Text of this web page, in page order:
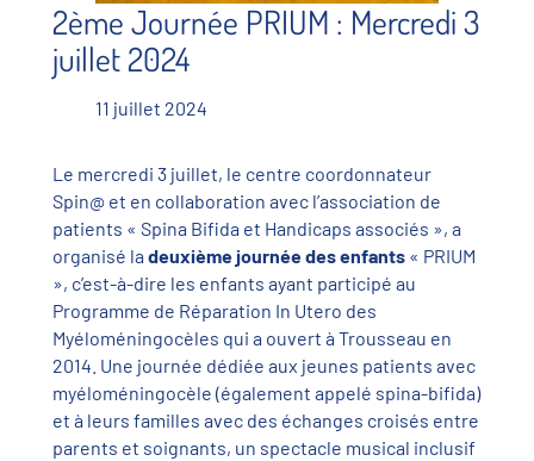
2ème Journée PRIUM : Mercredi 3
juillet 2024
11 juillet 2024
Le mercredi 3 juillet, le centre coordonnateur
Spin@ et en collaboration avec l’association de
patients « Spina Bifida et Handicaps associés », a
organisé la deuxième journée des enfants« PRIUM
», c’est-à-dire les enfants ayant participé au
Programme de Réparation In Utero des
Myéloméningocèles qui a ouvert à Trousseau en
2014. Une journée dédiée aux jeunes patients avec
myéloméningocèle (également appelé spina-bifida)
et à leurs familles avec des échanges croisés entre
parents et soignants, un spectacle musical inclusif